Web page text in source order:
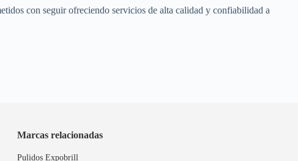
con seguir ofreciendo servicios de alta calidad y confiabilidad a
Marcas relacionadas
Pulidos Expobrill